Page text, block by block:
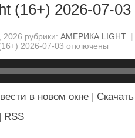
(16+) 2026-07-03
рубрики: АМЕРИКА.LIGHT |
2026-07-03 отключены
в новом окне | Скачать
| RSS